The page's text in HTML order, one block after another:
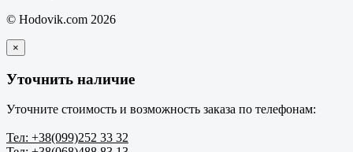
© Hodovik.com 2026
×
Уточнить наличие
Уточните стоимость и возможность заказа по телефонам:
Тел: +38(099)252 33 32